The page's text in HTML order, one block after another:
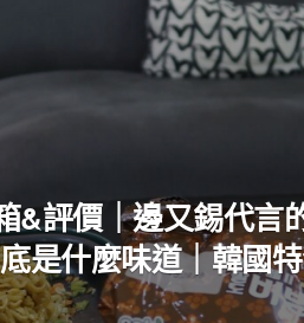
&評價｜邊又錫代言
是什麼味道｜韓國